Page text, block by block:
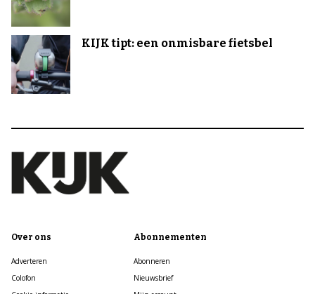
KIJK tipt: een onmisbare fietsbel
Over ons
Adverteren
Colofon
Abonnementen
Abonneren
Nieuwsbrief